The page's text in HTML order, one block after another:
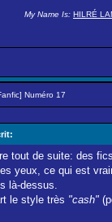
My Name Is: HILRÉ
Numéro 17
tout de suite: des
yeux, ce qui est
là-dessus.
le style très "cash"